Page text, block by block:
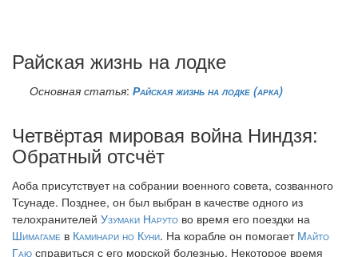
Райская жизнь на лодке
Основная статья:Райская жизнь на лодке (арка)
Четвёртая мировая война Ниндзя:
Обратный отсчёт
Аоба присутствует на собрании военного совета, созванного
Тсунаде. Позднее, он был выбран в качестве одного из
телохранителей Узумаки Наруто во время его поездки на
Шимагаме в Каминари но Куни. На корабле он помогает Майто
Гаю справиться с его морской болезнью. Некоторое время